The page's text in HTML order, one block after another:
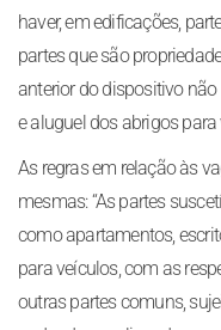
haver, em edificações,
partes que são
anterior do dispositivo
e aluguel dos abrigos para
As regras em relação às
mesmas: “As partes
como apartamentos,
para veículos, com as
outras partes comuns,